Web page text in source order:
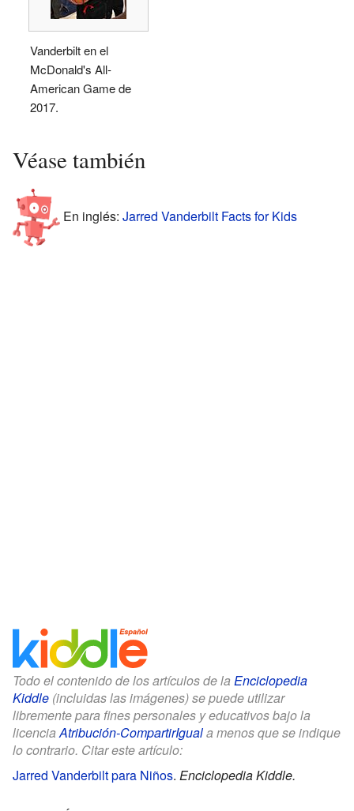
Vanderbilt en el
McDonald's All-
American Game de
2017.
Véase también
En inglés: Jarred Vanderbilt Facts for Kids
Todo el contenido de los artículos de la Enciclopedia
Kiddle (incluidas las imágenes) se puede utilizar
libremente para fines personales y educativos bajo la
licenciaAtribución-CompartirIguala menos que se indique
lo contrario. Citar este artículo:
Jarred Vanderbilt para Niños. Enciclopedia Kiddle.